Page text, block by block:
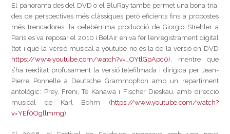
El panorama des del DVD o el BluRay també permet una bona tria,
des de perspectives més clàssiques però eficients fins a propostes
més trencadores: la celebèrrima producció de Giorgio Strehler a
París es va reposar el 2010 i BelAir en va fer l’enregistrament digital
(tot i que la versió musical a youtube no és la de la versió en DVD
https://www.youtube.com/watch?v=_OYtlGpApc0), mentre que
s’ha reeditat profusament la versió telefilmada i dirigida per Jean-
Pierre Ponnelle a Deutsche Grammophon amb un repartiment
antològic: Prey, Freni, Te Kanawa i Fischer Dieskau, amb direcció
musical de Karl Böhm (https://www.youtube.com/watch?
v=YEf0Ogllmmg).